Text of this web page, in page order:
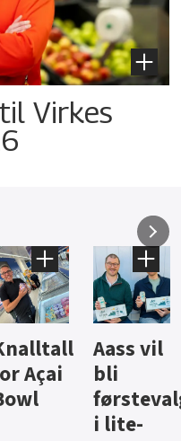
Virkes
og
fra
Hard
iste fra
Hansa